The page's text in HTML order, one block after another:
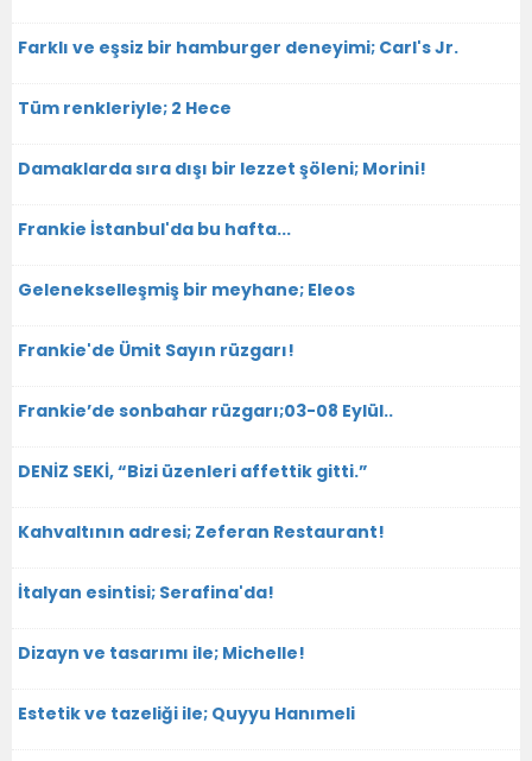
Farklı ve eşsiz bir hamburger deneyimi; Carl's Jr.
Tüm renkleriyle; 2 Hece
Damaklarda sıra dışı bir lezzet şöleni; Morini!
Frankie İstanbul'da bu hafta...
Gelenekselleşmiş bir meyhane; Eleos
Frankie'de Ümit Sayın rüzgarı!
Frankie’de sonbahar rüzgarı;03-08 Eylül..
DENİZ SEKİ, “Bizi üzenleri affettik gitti.”
Kahvaltının adresi; Zeferan Restaurant!
İtalyan esintisi; Serafina'da!
Dizayn ve tasarımı ile; Michelle!
Estetik ve tazeliği ile; Quyyu Hanımeli